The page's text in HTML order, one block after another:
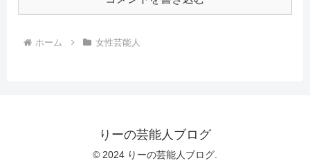
ホーム 女性芸能人
りーの芸能人ブログ
© 2024 りーの芸能人ブログ.